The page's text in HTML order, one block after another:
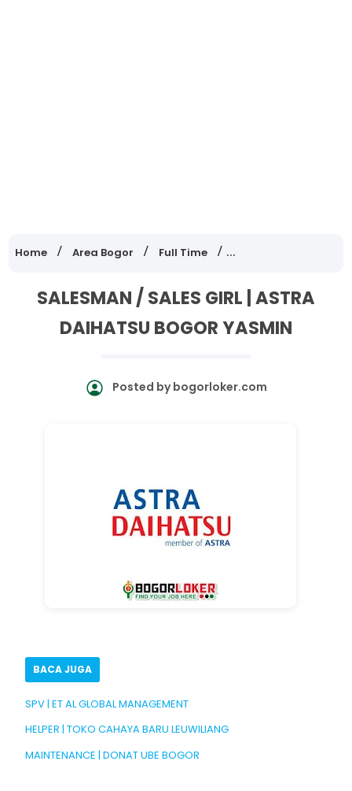
Home Area Bogor Full Time Lowongan Kerja
SALESMAN / SALES GIRL | ASTRA
DAIHATSU BOGOR YASMIN
Posted bybogorloker.com
BACA JUGA
SPV | ET AL GLOBAL MANAGEMENT
HELPER | TOKO CAHAYA BARU LEUWILIANG
MAINTENANCE | DONAT UBE BOGOR